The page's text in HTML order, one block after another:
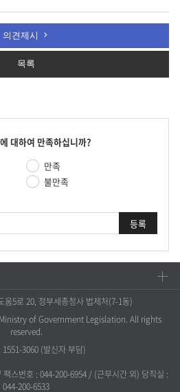
의견제시
목록
대하여 만족하십니까?
만족
불만족
움5로 20, 정부세종청사 법제처(7-1동)
of Government Legislation. All rights
reserved.
1551-3060 (발신자 부담)
스번호 : 044-200-6954 / (근무시간 외) 당직실 :
044-200-6533